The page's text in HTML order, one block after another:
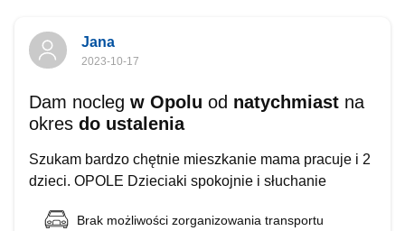
Jana
2023-10-17
Dam nocleg w Opolu od natychmiast na
okres do ustalenia
Szukam bardzo chętnie mieszkanie mama pracuje i 2
dzieci. OPOLE Dzieciaki spokojnie i słuchanie
Brak możliwości zorganizowania transportu